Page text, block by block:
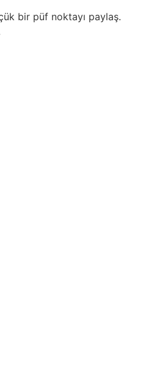
bir püf noktayı paylaş.